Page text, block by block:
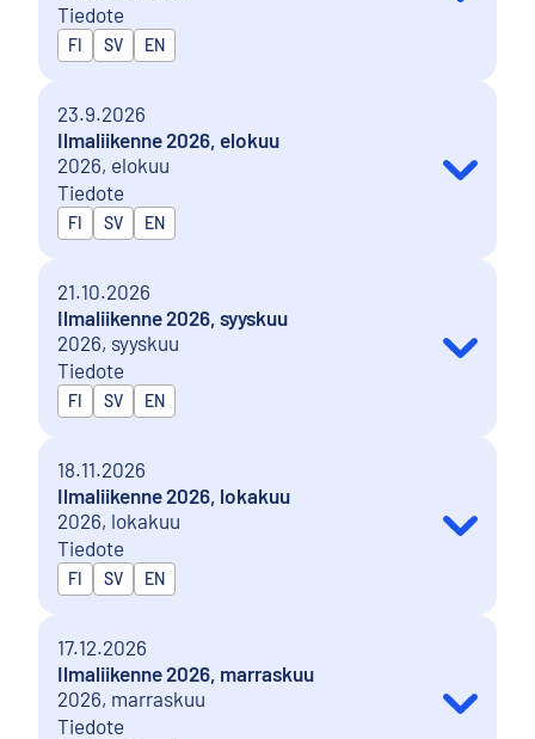
Tiedote
Julkaistaan kielillä
FI SV EN
23.9.2026
Ilmaliikenne 2026, elokuu
2026, elokuu
Tiedote
Julkaistaan kielillä
FI SV EN
21.10.2026
Ilmaliikenne 2026, syyskuu
2026, syyskuu
Tiedote
Julkaistaan kielillä
FI SV EN
18.11.2026
Ilmaliikenne 2026, lokakuu
2026, lokakuu
Tiedote
Julkaistaan kielillä
FI SV EN
17.12.2026
Ilmaliikenne 2026, marraskuu
2026, marraskuu
Tiedote